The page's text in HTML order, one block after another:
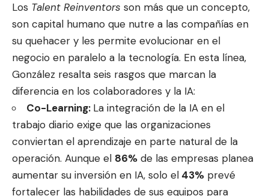
Los Talent Reinventors son más que un concepto,
son capital humano que nutre a las compañías en
su quehacer y les permite evolucionar en el
negocio en paralelo a la tecnología. En esta línea,
González resalta seis rasgos que marcan la
diferencia en los colaboradores y la IA:
Co-Learning: La integración de la IA en el
trabajo diario exige que las organizaciones
conviertan el aprendizaje en parte natural de la
operación. Aunque el 86% de las empresas planea
aumentar su inversión en IA, solo el 43% prevé
fortalecer las habilidades de sus equipos para